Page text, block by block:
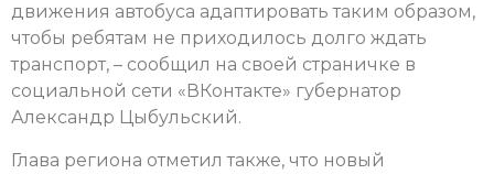
движения автобуса адаптировать таким образом,
чтобы ребятам не приходилось долго ждать
транспорт, – сообщил на своей страничке в
социальной сети «ВКонтакте» губернатор
Александр Цыбульский.
Глава региона отметил также, что новый